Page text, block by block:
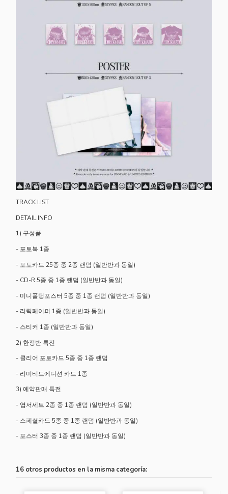
TRACK LIST
DETAIL INFO
1) 구성품
- 포토북 1종
- 포토카드 25종 중 2종 랜덤 (일반반과 동일)
- CD-R 5종 중 1종 랜덤 (일반반과 동일)
- 미니폴딩포스터 5종 중 1종 랜덤 (일반반과 동일)
- 리릭페이퍼 1종 (일반반과 동일)
- 스티커 1종 (일반반과 동일)
2) 한정반 특전
- 클리어 포토카드 5종 중 1종 랜덤
- 리미티드에디션 카드 1종
3) 예약판매 특전
- 엽서세트 2종 중 1종 랜덤 (일반반과 동일)
- 스페셜카드 5종 중 1종 랜덤 (일반반과 동일)
- 포스터 3종 중 1종 랜덤 (일반반과 동일)
16 otros productos en la misma categoría: